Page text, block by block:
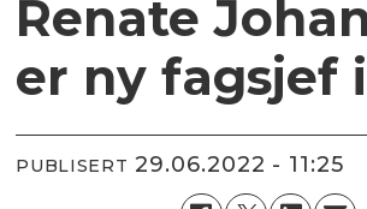
Renate
er ny fagsjef
PUBLISERT 29.06.2022 - 11:25